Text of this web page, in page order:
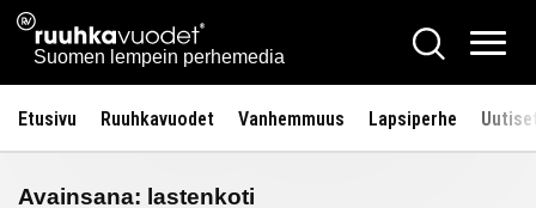
Siirry
sisältöön
Ruuhkavuodet.fi
Suomen lempein perhemedia
Hae
Etusivu Ruuhkavuodet Vanhemmuus Lapsiperhe
Avainsana: lastenkoti